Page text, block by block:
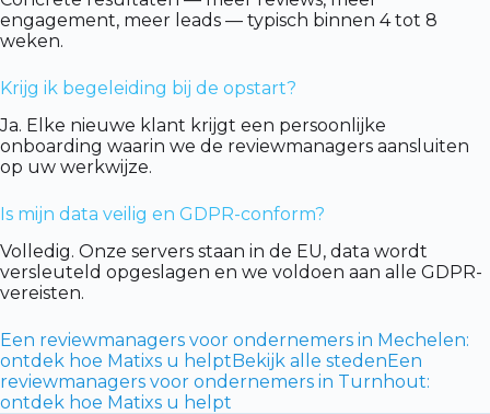
engagement, meer leads — typisch binnen 4 tot 8
weken.
Krijg ik begeleiding bij de opstart?
Ja. Elke nieuwe klant krijgt een persoonlijke
onboarding waarin we de reviewmanagers aansluiten
op uw werkwijze.
Is mijn data veilig en GDPR-conform?
Volledig. Onze servers staan in de EU, data wordt
versleuteld opgeslagen en we voldoen aan alle GDPR-
vereisten.
Een reviewmanagers voor ondernemers in Mechelen:
ontdek hoe Matixs u helptBekijk alle stedenEen
reviewmanagers voor ondernemers in Turnhout:
ontdek hoe Matixs u helpt